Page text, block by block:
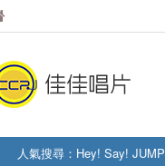
人氣搜尋： Hey! Say! JUMP